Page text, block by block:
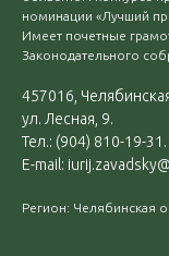
номинации «Лучший
Имеет почетные
Законодательного
457016,
ул. Лесная, 9.
Тел.: (904) 810-19-31.
E-mail:
Регион: Челябинская